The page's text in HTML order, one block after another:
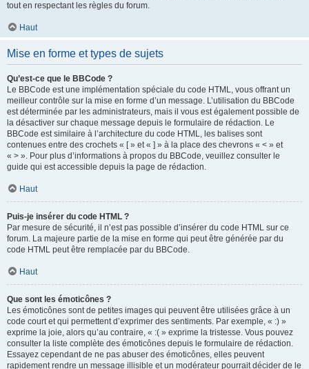
tout en respectant les règles du forum.
Haut
Mise en forme et types de sujets
Qu’est-ce que le BBCode ?
Le BBCode est une implémentation spéciale du code HTML, vous offrant un
meilleur contrôle sur la mise en forme d’un message. L’utilisation du BBCode
est déterminée par les administrateurs, mais il vous est également possible de
la désactiver sur chaque message depuis le formulaire de rédaction. Le
BBCode est similaire à l’architecture du code HTML, les balises sont
contenues entre des crochets « [ » et « ] » à la place des chevrons « < » et
« > ». Pour plus d’informations à propos du BBCode, veuillez consulter le
guide qui est accessible depuis la page de rédaction.
Haut
Puis-je insérer du code HTML ?
Par mesure de sécurité, il n’est pas possible d’insérer du code HTML sur ce
forum. La majeure partie de la mise en forme qui peut être générée par du
code HTML peut être remplacée par du BBCode.
Haut
Que sont les émoticônes ?
Les émoticônes sont de petites images qui peuvent être utilisées grâce à un
code court et qui permettent d’exprimer des sentiments. Par exemple, « :) »
exprime la joie, alors qu’au contraire, « :( » exprime la tristesse. Vous pouvez
consulter la liste complète des émoticônes depuis le formulaire de rédaction.
Essayez cependant de ne pas abuser des émoticônes, elles peuvent
rapidement rendre un message illisible et un modérateur pourrait décider de le